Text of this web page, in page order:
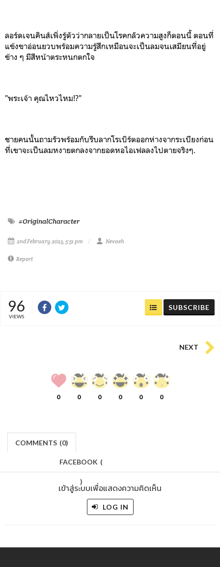
ลอร์ดเจนคินส์เพิ่งรู้ตัวว่ากลายเป็นโรคกลัวความสูงก็ตอนนี้ ตอนที่
แข้งขาอ่อนยวบพร้อมความรู้สึกเหมือนจะเป็นลมจนเสมียนที่อยู่
ข้าง ๆ มีสีหน้าตระหนกตกใจ
"พระเจ้า คุณไหวไหม!?"
ชายคนนั้นถามรัวพร้อมกับรีบลากโรเบิร์ตออกห่างจากระเบียงก่อน
ที่เขาจะเป็นลมหงายตกลงจากยอดหอไอเฟลลงไปตายจริงๆ.
#OriginalCharacter
2nd February 2023, 5:51 pm Nevaeh
Report
96
VIEWS
SUBSCRIBE
NEXT
0 0 0 0 0 0
COMMENTS (0)
FACEBOOK (
)
เข้าสู่ระบบเพื่อแสดงความคิดเห็น
LOG IN